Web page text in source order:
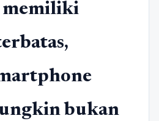
memiliki
bukan